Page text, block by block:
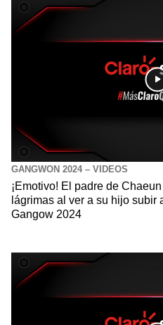
GANGWON 2024 – VIDEOS
¡Emotivo! El padre de
lágrimas al ver a su hijo subir
Gangow 2024